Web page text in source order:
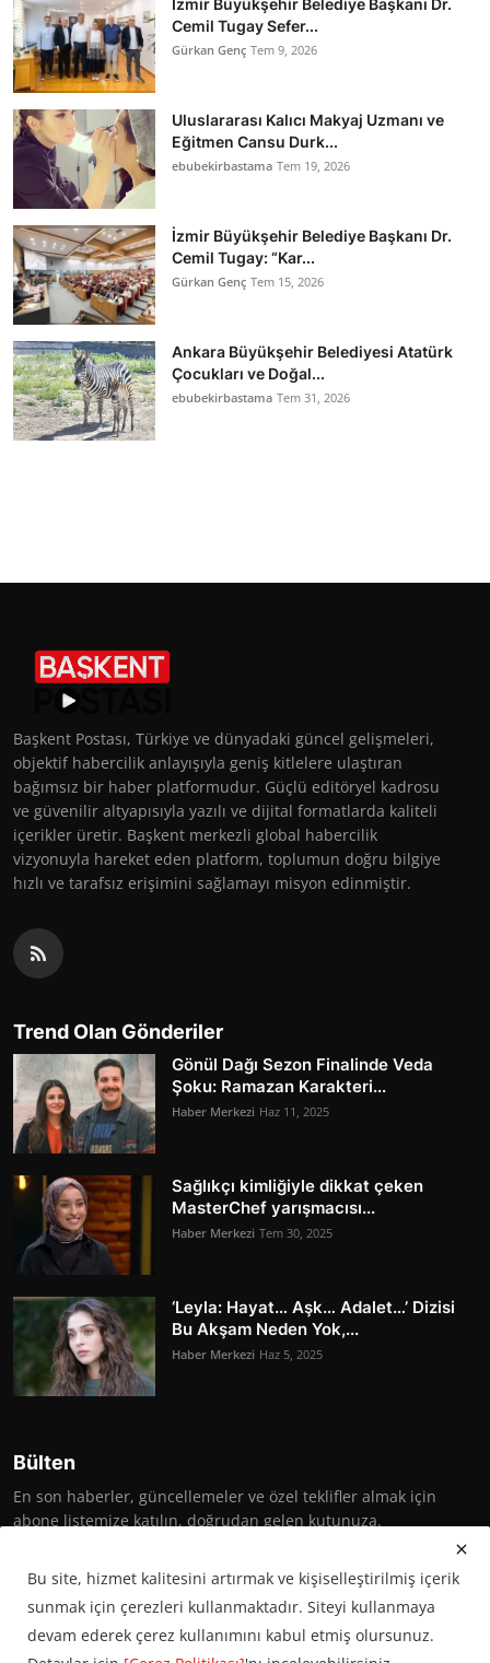
Cemil Tugay Sefer...
Gürkan Genç Tem 9, 2026
Uluslararası Kalıcı Makyaj Uzmanı ve
Eğitmen Cansu Durk...
ebubekirbastama Tem 19, 2026
İzmir Büyükşehir Belediye Başkanı Dr.
Cemil Tugay: “Kar...
Gürkan Genç Tem 15, 2026
Ankara Büyükşehir Belediyesi Atatürk
Çocukları ve Doğal...
ebubekirbastama Tem 31, 2026
Başkent Postası, Türkiye ve dünyadaki güncel gelişmeleri,
objektif habercilik anlayışıyla geniş kitlelere ulaştıran
bağımsız bir haber platformudur. Güçlü editöryel kadrosu
ve güvenilir altyapısıyla yazılı ve dijital formatlarda kaliteli
içerikler üretir. Başkent merkezli global habercilik
vizyonuyla hareket eden platform, toplumun doğru bilgiye
hızlı ve tarafsız erişimini sağlamayı misyon edinmiştir.
Trend Olan Gönderiler
Gönül Dağı Sezon Finalinde Veda
Şoku: Ramazan Karakteri...
Haber Merkezi Haz 11, 2025
Sağlıkçı kimliğiyle dikkat çeken
MasterChef yarışmacısı...
Haber Merkezi Tem 30, 2025
‘Leyla: Hayat… Aşk… Adalet…’ Dizisi
Bu Akşam Neden Yok,...
Haber Merkezi Haz 5, 2025
Bülten
En son haberler, güncellemeler ve özel teklifler almak için
abone listemize katılın, doğrudan gelen kutunuza.
Abone Ol
Bu site, hizmet kalitesini artırmak ve kişiselleştirilmiş içerik
sunmak için çerezleri kullanmaktadır. Siteyi kullanmaya
devam ederek çerez kullanımını kabul etmiş olursunuz.